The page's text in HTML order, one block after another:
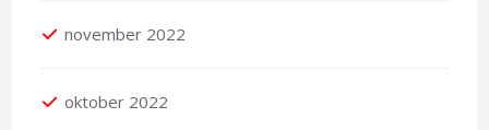
november 2022
oktober 2022